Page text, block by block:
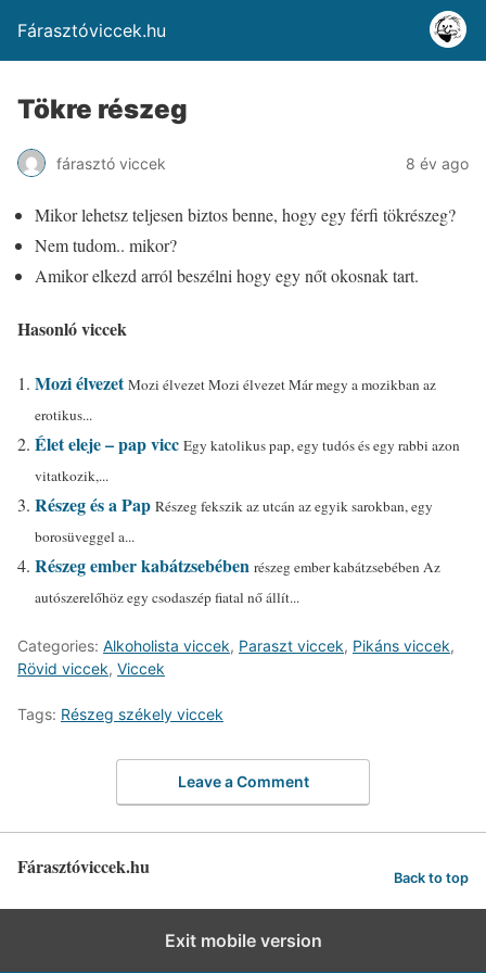
Fárasztóviccek.hu
Tökre részeg
fárasztó viccek 8 év ago
Mikor lehetsz teljesen biztos benne, hogy egy férfi tökrészeg?
Nem tudom.. mikor?
Amikor elkezd arról beszélni hogy egy nőt okosnak tart.
Hasonló viccek
Mozi élvezet Mozi élvezet Mozi élvezet Már megy a mozikban az
erotikus...
Élet eleje – pap vicc Egy katolikus pap, egy tudós és egy rabbi azon
vitatkozik,...
Részeg és a Pap Részeg fekszik az utcán az egyik sarokban, egy
borosüveggel a...
Részeg ember kabátzsebében részeg ember kabátzsebében Az
autószerelőhöz egy csodaszép fiatal nő állít...
Categories: Alkoholista viccek, Paraszt viccek, Pikáns viccek,
Rövid viccek, Viccek
Tags: Részeg székely viccek
Leave a Comment
Fárasztóviccek.hu Back to top
Exit mobile version